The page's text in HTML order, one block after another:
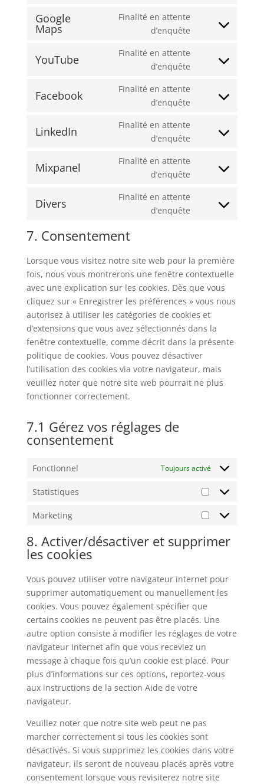
service
Google
Maps
Finalité en attente
d’enquête
Consent
service
YouTube
Finalité en attente
d’enquête
Consent
service
Facebook
Finalité en attente
d’enquête
Consent
service
LinkedIn
Finalité en attente
d’enquête
Consent
service
Mixpanel
Finalité en attente
d’enquête
Consent
service
Divers
Finalité en attente
d’enquête
Consent
7. Consentement
Lorsque vous visitez notre site web pour la première
fois, nous vous montrerons une fenêtre contextuelle
avec une explication sur les cookies. Dès que vous
cliquez sur « Enregistrer les préférences » vous nous
autorisez à utiliser les catégories de cookies et
d’extensions que vous avez sélectionnés dans la
fenêtre contextuelle, comme décrit dans la présente
politique de cookies. Vous pouvez désactiver
l’utilisation des cookies via votre navigateur, mais
veuillez noter que notre site web pourrait ne plus
fonctionner correctement.
7.1 Gérez vos réglages de
consentement
Fonctionnel Toujours activé
Statistiques
Statistiques
Marketing
Marketing
8. Activer/désactiver et supprimer
les cookies
Vous pouvez utiliser votre navigateur internet pour
supprimer automatiquement ou manuellement les
cookies. Vous pouvez également spécifier que
certains cookies ne peuvent pas être placés. Une
autre option consiste à modifier les réglages de votre
navigateur Internet afin que vous receviez un
message à chaque fois qu’un cookie est placé. Pour
plus d’informations sur ces options, reportez-vous
aux instructions de la section Aide de votre
navigateur.
Veuillez noter que notre site web peut ne pas
marcher correctement si tous les cookies sont
désactivés. Si vous supprimez les cookies dans votre
navigateur, ils seront de nouveau placés après votre
consentement lorsque vous revisiterez notre site